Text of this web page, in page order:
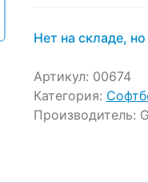
Нет на складе,
Артикул: 00674
Категория:
Производитель: